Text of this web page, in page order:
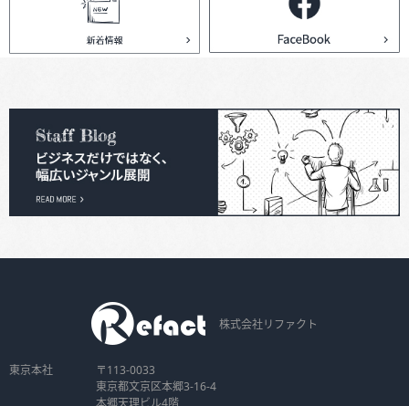
株式会社リファクト
東京本社
〒113-0033
東京都文京区本郷3-16-4